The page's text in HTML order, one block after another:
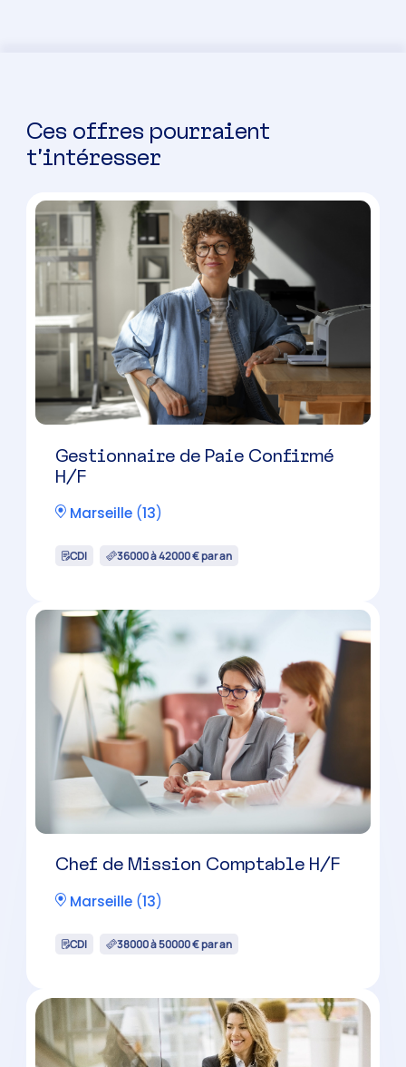
Ces offres pourraient
t’intéresser
Gestionnaire de Paie Confirmé
H/F
Marseille (13)
CDI 36000 à 42000 € par an
Chef de Mission Comptable H/F
Marseille (13)
CDI 38000 à 50000 € par an